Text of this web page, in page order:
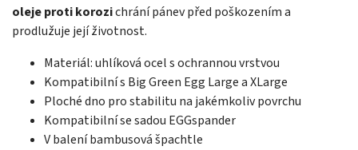
oleje proti korozichrání pánev před poškozením a
prodlužuje její životnost.
Materiál: uhlíková ocel s ochrannou vrstvou
Kompatibilní s Big Green Egg Large a XLarge
Ploché dno pro stabilitu na jakémkoliv povrchu
Kompatibilní se sadou EGGspander
V balení bambusová špachtle